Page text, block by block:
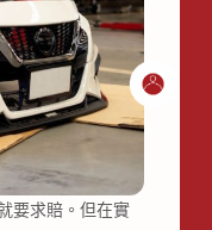
要求賠。但在實